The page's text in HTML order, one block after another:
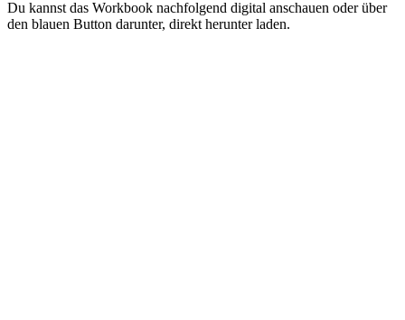
Du kannst das Workbook nachfolgend digital anschauen oder über
den blauen Button darunter, direkt herunter laden.